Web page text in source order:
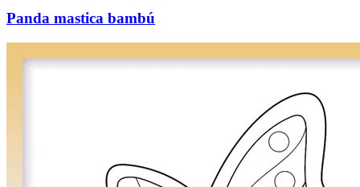
Panda mastica bambú